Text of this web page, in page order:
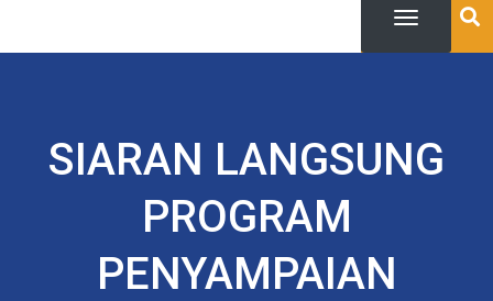
SIARAN LANGSUNG
PROGRAM
PENYAMPAIAN